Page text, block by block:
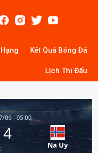
Kết Quả Bóng Đá
Lịch Thi Đấu
06 - 05:00
4
Na Uy